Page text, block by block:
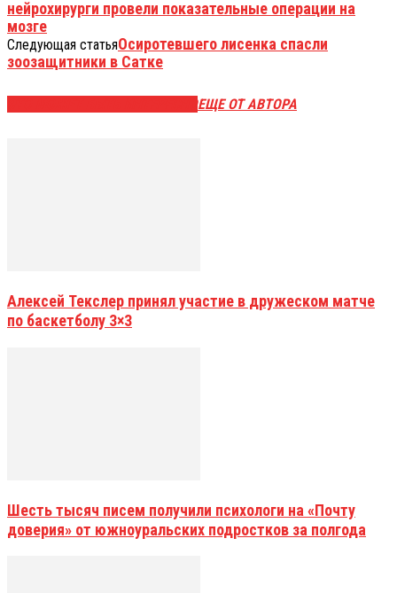
нейрохирурги провели показательные операции на
мозге
Следующая статьяОсиротевшего лисенка спасли
зоозащитники в Сатке
ЕЩЕ ОТ АВТОРА
Алексей Текслер принял участие в дружеском матче
по баскетболу 3×3
Шесть тысяч писем получили психологи на «Почту
доверия» от южноуральских подростков за полгода